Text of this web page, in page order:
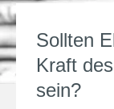
Sollten
Kraft
sein?